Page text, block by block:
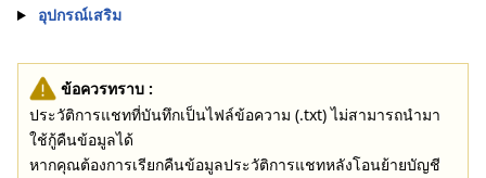
อุปกรณ์เสริม
ข้อควรทราบ :
ประวัติการแชทที่บันทึกเป็นไฟล์ข้อความ (.txt) ไม่สามารถนำมา
ใช้กู้คืนข้อมูลได้
หากคุณต้องการเรียกคืนข้อมูลประวัติการแชทหลังโอนย้ายบัญชี